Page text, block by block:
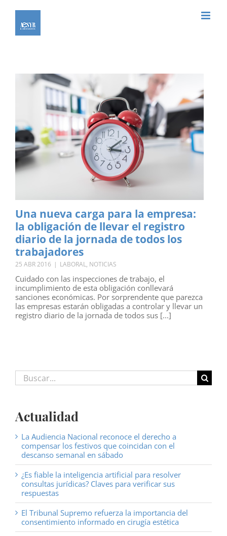
contenido
Una nueva carga para la empresa:
la obligación de llevar el registro
diario de la jornada de todos los
trabajadores
25 ABR 2016 | LABORAL, NOTICIAS
Cuidado con las inspecciones de trabajo, el
incumplimiento de esta obligación conllevará
sanciones económicas. Por sorprendente que parezca
las empresas estarán obligadas a controlar y llevar un
registro diario de la jornada de todos sus [...]
Buscar:
Actualidad
La Audiencia Nacional reconoce el derecho a
compensar los festivos que coincidan con el
descanso semanal en sábado
¿Es fiable la inteligencia artificial para resolver
consultas jurídicas? Claves para verificar sus
respuestas
El Tribunal Supremo refuerza la importancia del
consentimiento informado en cirugía estética